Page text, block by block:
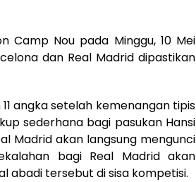
Camp Nou pada Minggu, 10 Mei
dan Real Madrid dipastikan
angka setelah kemenangan tipis
sederhana bagi pasukan Hansi
Madrid akan langsung mengunci
bagi Real Madrid akan
abadi tersebut di sisa kompetisi.